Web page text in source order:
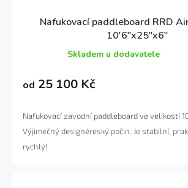
Nafukovací paddleboard RRD
10'6"x25"x6"
z
5
Skladem u dodavatele
od 25 100 Kč
Nafukovací zavodní paddleboard ve velikosti
Výjimečný designéreský počin. Je stabilní,
rychlý!